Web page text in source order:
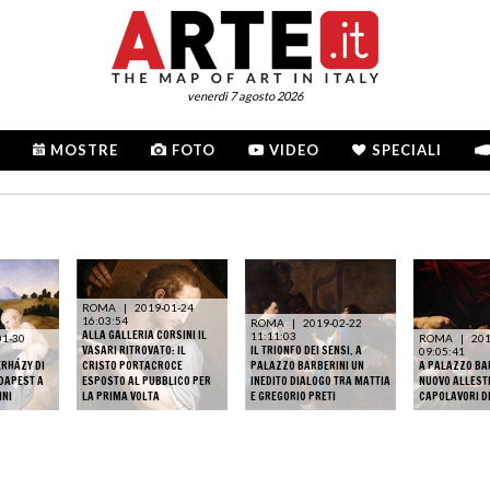
venerdì 7 agosto 2026
MOSTRE FOTO VIDEO SPECIALI
30
DI
A
ROMA |
2019-01-24
16:03:54
ALLA GALLERIA CORSINI IL
VASARI RITROVATO: IL
CRISTO PORTACROCE
ESPOSTO AL PUBBLICO PER
LA PRIMA VOLTA
ROMA |
2019-02-22
11:11:03
IL TRIONFO DEI SENSI. A
PALAZZO BARBERINI UN
INEDITO DIALOGO TRA MATTIA
E GREGORIO PRETI
ROMA |
09:05:41
A PALAZZO
NUOVO
CAPOLAVORI